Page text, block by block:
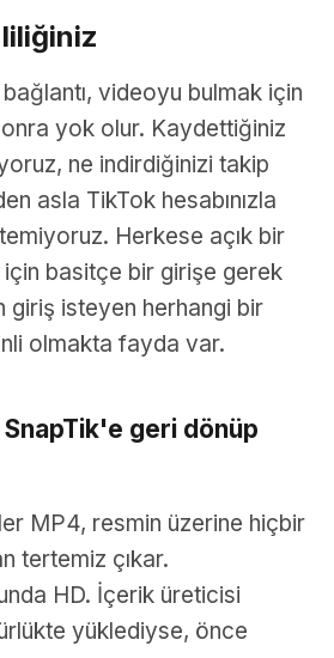
bağlantı, videoyu bulmak için
yok olur. Kaydettiğiniz
ne indirdiğinizi takip
asla TikTok hesabınızla
Herkese açık bir
basitçe bir girişe gerek
giriş isteyen herhangi bir
olmakta fayda var.
geri dönüp
MP4, resmin üzerine hiçbir
tertemiz çıkar.
HD. İçerik üreticisi
yüklediyse, önce